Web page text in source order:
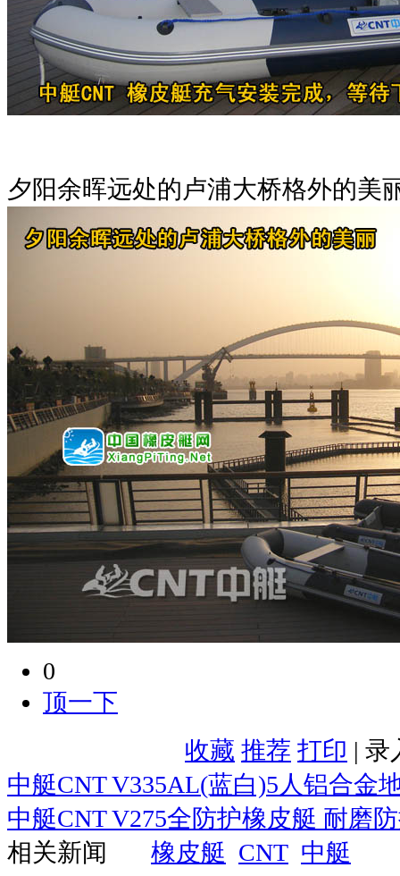
夕阳余晖远处的卢浦大桥格外的美
0
顶一下
收藏 推荐 打印 | 录
中艇CNT V335AL(蓝白)5人铝合金
中艇CNT V275全防护橡皮艇 耐磨
相关新闻
橡皮艇 CNT 中艇